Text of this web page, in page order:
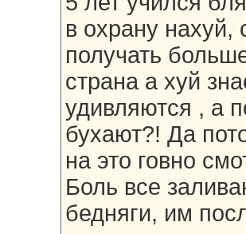
в охрану нахуй,
получать
страна а хуй
удивляются , а
бухают?! Да
на это говно
Боль все
бедняги, им